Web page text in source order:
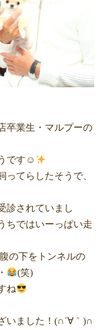
卒業生・マルプーの
です☺
ってらしたそうで、
診されていまし
ちではいーっぱい走
の下をトンネルの
(笑)
ね
いました！(∩´∀｀)∩